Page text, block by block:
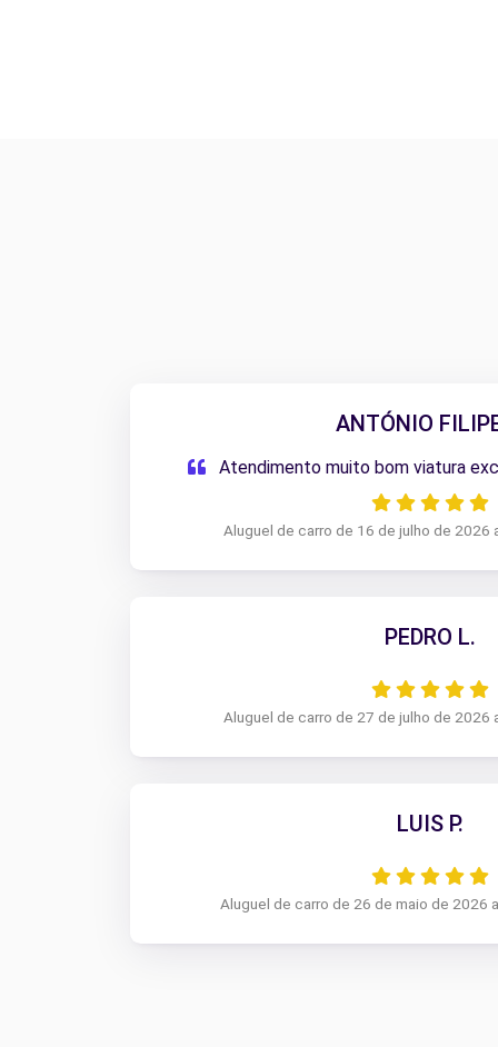
ANTÓNIO
Atendimento muito bom viatura
Aluguel de carro de 16 de julho de 2026
PEDRO L.
Aluguel de carro de 27 de julho de 2026
LUIS P.
Aluguel de carro de 26 de maio de 2026